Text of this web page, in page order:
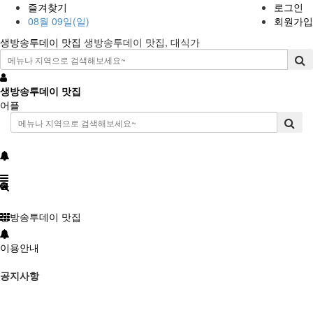
즐겨찾기
08월 09일(일)
로그인
회원가입
생방송투데이 맛집 생방송투데이 맛집, 대식가
생방송투데이 맛집
어플
생방송투데이 맛집
이용안내
공지사항